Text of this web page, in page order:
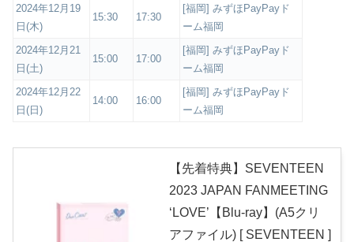
2024年12月19
日(木)
15:30 17:30
[福岡] みずほPayPayド
ーム福岡
2024年12月21
日(土)
15:00 17:00
[福岡] みずほPayPayド
ーム福岡
2024年12月22
日(日)
14:00 16:00
[福岡] みずほPayPayド
ーム福岡
【先着特典】SEVENTEEN
2023 JAPAN FANMEETING
‘LOVE’【Blu-ray】(A5クリ
アファイル) [ SEVENTEEN ]